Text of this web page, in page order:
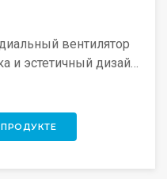
вентилятор
и эстетичный дизайн